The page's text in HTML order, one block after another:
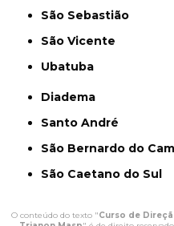
São Sebastião
São Vicente
Ubatuba
Diadema
Santo André
São Bernardo do
São Caetano do Sul
O conteúdo do texto "Curso de